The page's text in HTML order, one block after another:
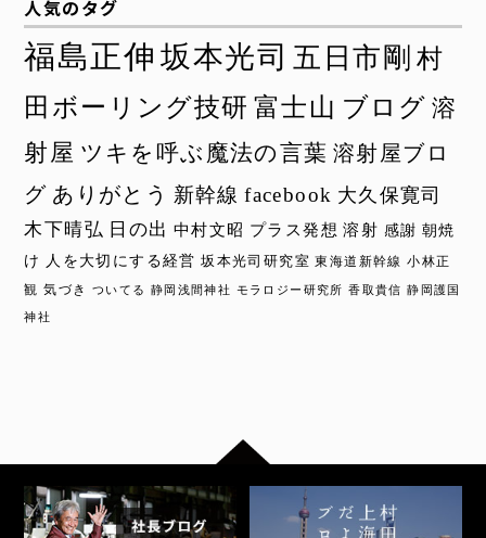
人気のタグ
福島正伸 坂本光司 五日市剛 村
田ボーリング技研 富士山 ブログ 溶
射屋 ツキを呼ぶ魔法の言葉 溶射屋ブロ
グ ありがとう 新幹線 facebook 大久保寛司
木下晴弘 日の出 中村文昭 プラス発想 溶射 感謝 朝焼
け 人を大切にする経営 坂本光司研究室 東海道新幹線 小林正
観 気づき ついてる 静岡浅間神社 モラロジー研究所 香取貴信 静岡護国
神社